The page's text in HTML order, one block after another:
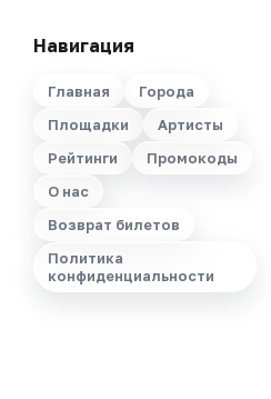
Навигация
Главная
Города
Площадки
Артисты
Рейтинги
Промокоды
О нас
Возврат билетов
Политика
конфиденциальности